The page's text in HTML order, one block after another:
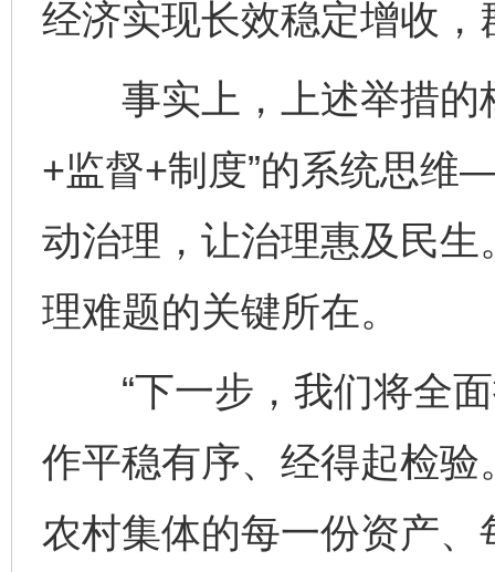
经济实现长效稳定增收
事实上，上述举措的
+监督+制度”的系统思
动治理，让治理惠及民生
理难题的关键所在。
“下一步，我们将全面
作平稳有序、经得起检验
农村集体的每一份资产